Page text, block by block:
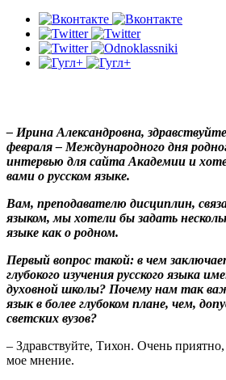
– Ирина Александровна,
февраля – Международного дня
интервью для сайта Академии и
вами о русском языке.
Вам, преподавателю дисциплин,
языком, мы хотели бы задать
языке как о родном.
Первый вопрос такой: в чем
глубокого изучения русского языка
духовной школы? Почему нам так
язык в более глубоком плане, чем,
светских вузов?
– Здравствуйте, Тихон. Очень приятно,
мое мнение.